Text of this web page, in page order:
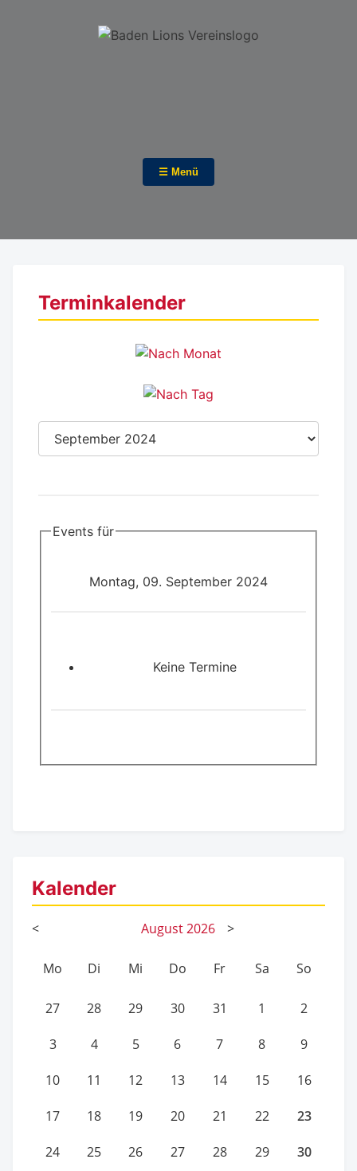
☰ Menü
Terminkalender
Events für
Montag, 09. September 2024
Keine Termine
Kalender
< August2026 >
Mo Di Mi Do Fr Sa So
27 28 29 30 31 1 2
3 4 5 6 7 8 9
10 11 12 13 14 15 16
17 18 19 20 21 22 23
24 25 26 27 28 29 30